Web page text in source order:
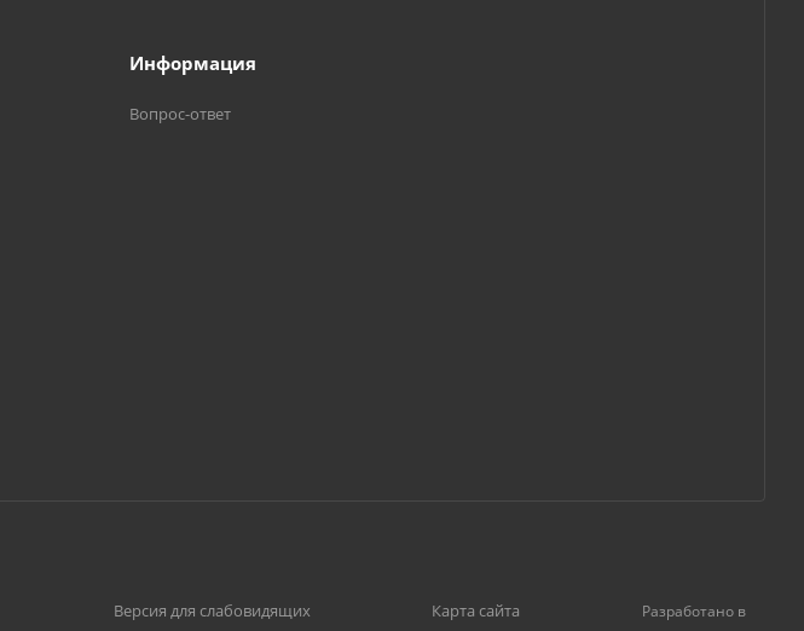
Информация
Вопрос-ответ
Версия для слабовидящих Карта сайта Разработано в